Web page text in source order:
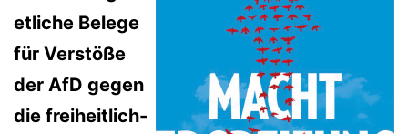
etliche Belege
für Verstöße
der AfD gegen
die freiheitlich-